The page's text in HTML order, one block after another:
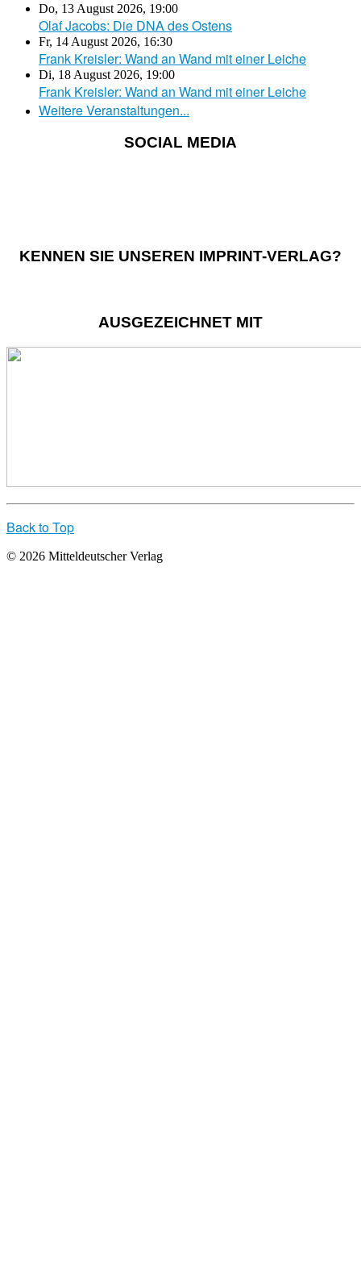
Do, 13 August 2026, 19:00
Olaf Jacobs: Die DNA des Ostens
Fr, 14 August 2026, 16:30
Frank Kreisler: Wand an Wand mit einer Leiche
Di, 18 August 2026, 19:00
Frank Kreisler: Wand an Wand mit einer Leiche
Weitere Veranstaltungen...
SOCIAL MEDIA
KENNEN SIE UNSEREN IMPRINT-VERLAG?
AUSGEZEICHNET MIT
Back to Top
© 2026 Mitteldeutscher Verlag